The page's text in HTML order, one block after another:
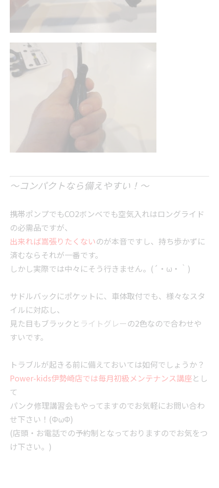
～コンパクトなら備えやすい！～
携帯ポンプでもCO2ボンベでも空気入れはロングライド
の必需品ですが、
出来れば嵩張りたくないのが本音ですし、持ち歩かずに
済むならそれが一番です。
しかし実際では中々にそう行きません。(´・ω・｀)
サドルバックにポケットに、車体取付でも、様々なスタ
イルに対応し、
見た目もブラックと ライトグレーの2色なので合わせや
すいです。
トラブルが起きる前に備えておいては如何でしょうか？
Power-kids伊勢崎店では毎月初級メンテナンス講座とし
て
パンク修理講習会もやってますのでお気軽にお問い合わ
せ下さい！(ΦωΦ)
(店頭・お電話での予約制となっておりますのでお気をつ
け下さい。)